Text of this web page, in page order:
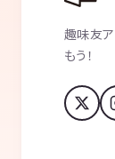
趣味友
もう！